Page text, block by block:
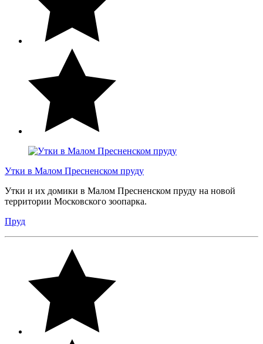
Утки в Малом Пресненском пруду
Утки и их домики в Малом Пресненском пруду на новой
территории Московского зоопарка.
Пруд